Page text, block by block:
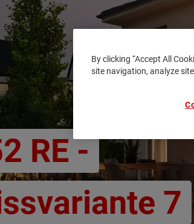
RE -
7
By clicking “Accept All
site navigation, analyze